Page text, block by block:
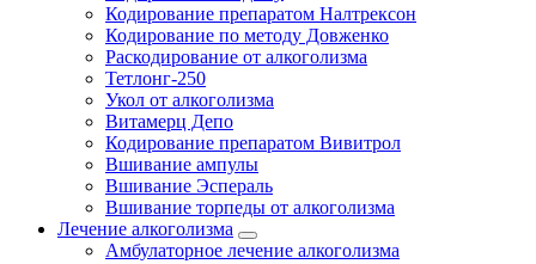
Кодирование препаратом Налтрексон
Кодирование по методу Довженко
Раскодирование от алкоголизма
Тетлонг-250
Укол от алкоголизма
Витамерц Депо
Кодирование препаратом Вивитрол
Вшивание ампулы
Вшивание Эспераль
Вшивание торпеды от алкоголизма
Лечение алкоголизма
Амбулаторное лечение алкоголизма